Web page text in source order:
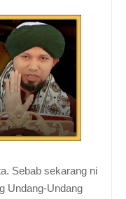
Sebab sekarang ni
Undang-Undang